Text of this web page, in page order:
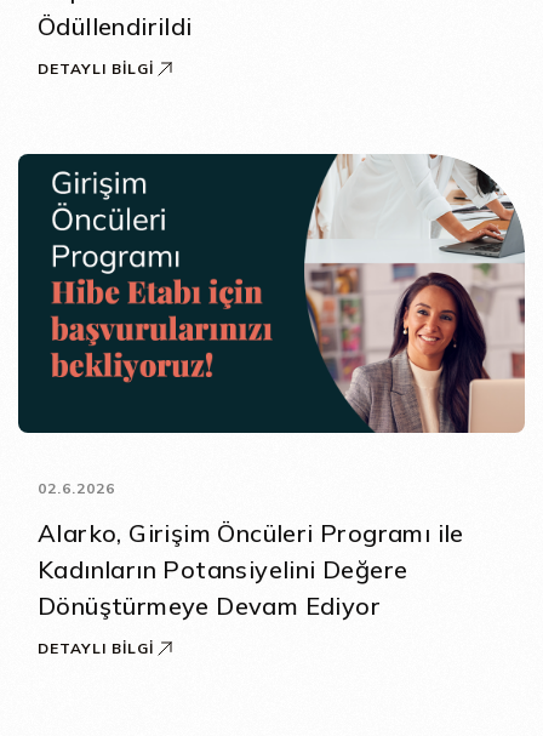
Ödüllendirildi
DETAYLI BILGI
02.6.2026
Alarko, Girişim Öncüleri Programı ile
Kadınların Potansiyelini Değere
Dönüştürmeye Devam Ediyor
DETAYLI BILGI